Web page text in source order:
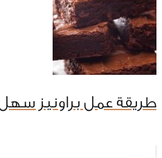
طريقة عمل براونيز